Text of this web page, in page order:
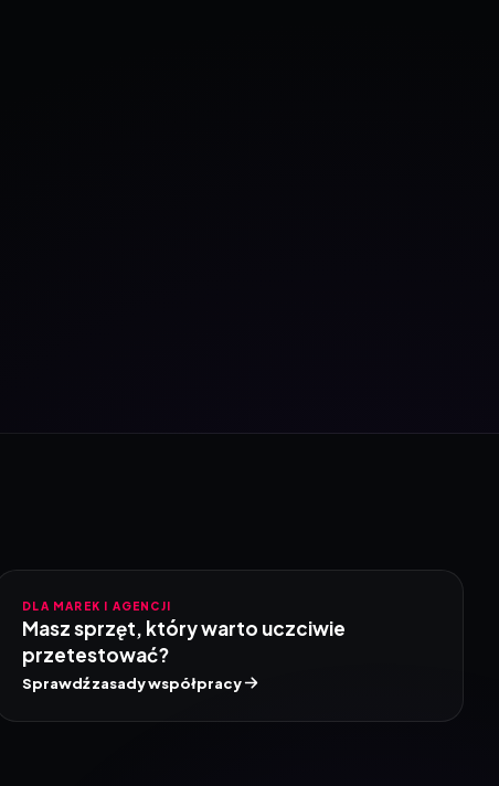
DLA MAREK I AGENCJI
Masz sprzęt, który warto uczciwie
przetestować?
Sprawdź zasady współpracy